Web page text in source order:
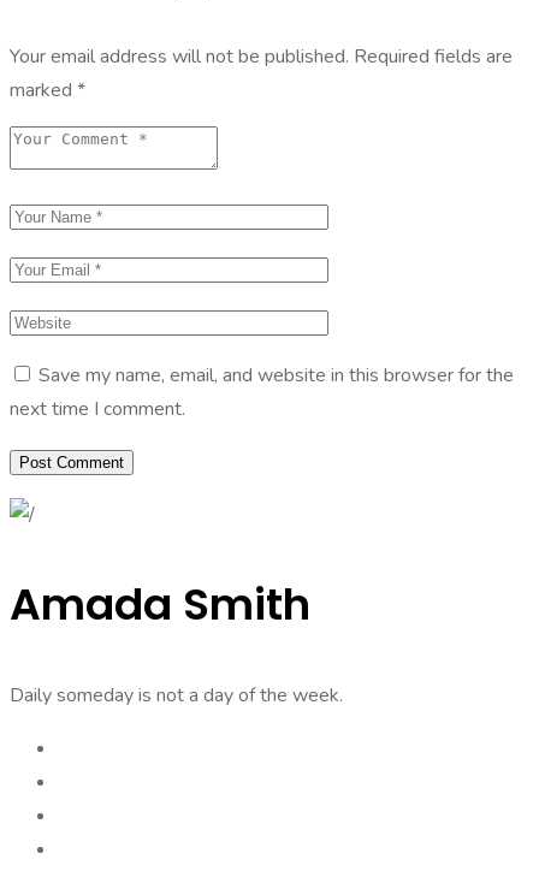
Your email address will not be published. Required fields are
marked *
Save my name, email, and website in this browser for the
next time I comment.
Amada Smith
Daily someday is not a day of the week.